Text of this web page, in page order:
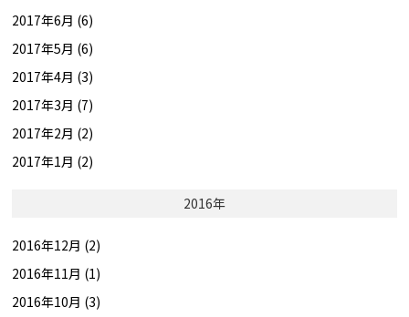
2017年6月 (6)
2017年5月 (6)
2017年4月 (3)
2017年3月 (7)
2017年2月 (2)
2017年1月 (2)
2016年
2016年12月 (2)
2016年11月 (1)
2016年10月 (3)